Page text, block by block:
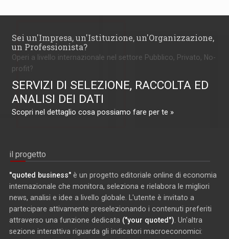
Sei un'Impresa, un'Istituzione, un'Organizzazione,
un Professionista?
Operi a livello internazionale nel settore Pubblico, Privato, No-
profit?
SERVIZI DI SELEZIONE, RACCOLTA ED
ANALISI DEI DATI
Scopri nel dettaglio cosa possiamo fare per te »
il progetto
"quoted business" è un progetto editoriale online di economia
internazionale che monitora, seleziona e rielabora le migliori
news, analisi e idee a livello globale. L'utente è invitato a
partecipare attivamente preselezionando i contenuti preferiti
attraverso una funzione dedicata ("your quoted"). Un'altra
sezione interattiva riguarda gli indicatori macroeconomici: